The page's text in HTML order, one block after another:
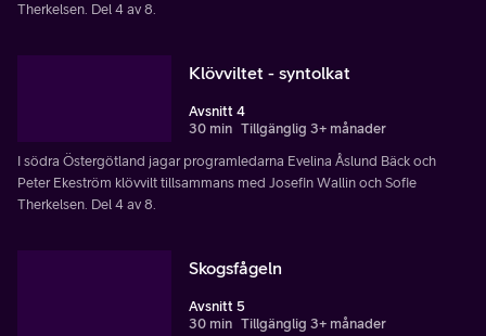
Therkelsen. Del 4 av 8.
Klövviltet - syntolkat
Avsnitt 4
30 min Tillgänglig 3+ månader
I södra Östergötland jagar programledarna Evelina Åslund Bäck och
Peter Ekeström klövvilt tillsammans med Josefin Wallin och Sofie
Therkelsen. Del 4 av 8.
Skogsfågeln
Avsnitt 5
30 min Tillgänglig 3+ månader